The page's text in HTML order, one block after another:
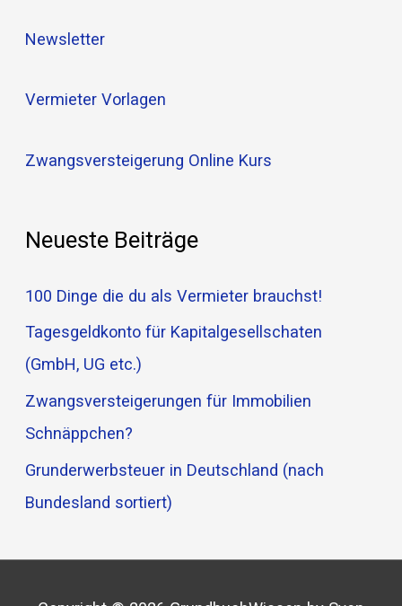
n
c
Newsletter
Vermieter Vorlagen
Zwangsversteigerung Online Kurs
Neueste Beiträge
100 Dinge die du als Vermieter brauchst!
Tagesgeldkonto für Kapitalgesellschaten
(GmbH, UG etc.)
Zwangsversteigerungen für Immobilien
Schnäppchen?
Grunderwerbsteuer in Deutschland (nach
Bundesland sortiert)